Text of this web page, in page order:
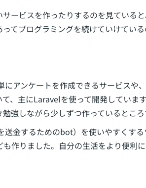
ービスを作ったりするのを見ている
てプログラミングを続けていけてい
アンケートを作成できるサービスや
、主にLaravelを使って開発していま
強しながら少しずつ作っているところ
金するためのbot）を使いやすくする
作りました。自分の生活をより便利